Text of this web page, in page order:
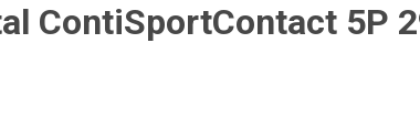
ContiSportContact 5P